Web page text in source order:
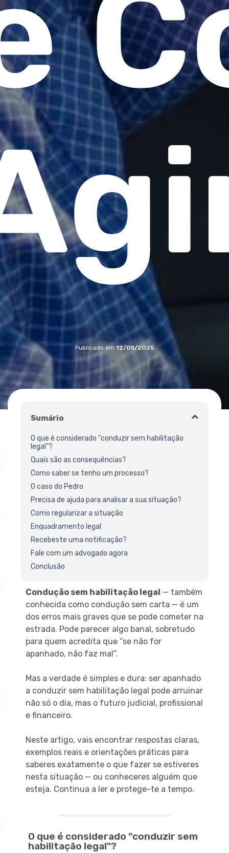
Publicado em12/05/2025
Sumário
O que é considerado "conduzir sem habilitação
legal"?
Quais são as consequências?
Como saber se tenho um processo?
O caso do Pedro
Precisa de ajuda para analisar a sua situação?
Como regularizar a situação
Enquadramento legal
Recebeste uma notificação?
Fale com um advogado agora
Conclusão
Condução sem habilitação legal — também
conhecida como condução sem carta — é um
dos erros mais graves que se pode cometer na
estrada. Pode parecer algo banal, sobretudo
para quem acredita que “se não for
apanhado, não faz mal”.
Mas a verdade é simples e dura: ser apanhado
a conduzir sem habilitação legal pode arruinar
não só o dia, mas o futuro judicial, profissional
e financeiro.
Neste artigo, vais encontrar respostas claras,
exemplos reais e orientações práticas para
saberes exatamente o que fazer se estiveres
nesta situação — ou conheceres alguém que
esteja. Continua a ler e protege-te a tempo.
O que é considerado "conduzir sem
habilitação legal"?